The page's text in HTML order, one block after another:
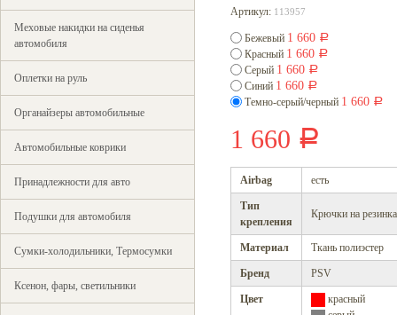
Меховые накидки на сиденья
автомобиля
Оплетки на руль
Органайзеры автомобильные
Автомобильные коврики
Принадлежности для авто
Подушки для автомобиля
Сумки-холодильники, Термосумки
Ксенон, фары, светильники
Артикул: 113957
Бежевый 1 660 Р
Красный 1 660 Р
Серый 1 660 Р
Синий 1 660 Р
Темно-серый/черный 1 660 Р
1 660 Р
Airbag есть
Тип
крепления
Крючки на
Материал Ткань полиэстер
Бренд PSV
Цвет
красный